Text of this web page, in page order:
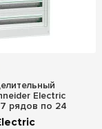
Electric
7 рядов по 24